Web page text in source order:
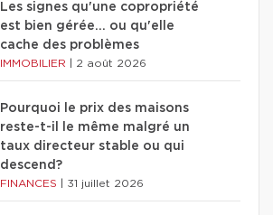
Les signes qu'une copropriété
est bien gérée… ou qu'elle
cache des problèmes
IMMOBILIER 2 août 2026
Pourquoi le prix des maisons
reste-t-il le même malgré un
taux directeur stable ou qui
descend?
FINANCES 31 juillet 2026